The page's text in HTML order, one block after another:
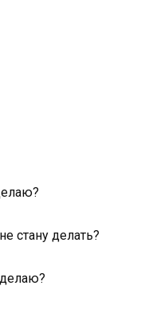
стану делать?